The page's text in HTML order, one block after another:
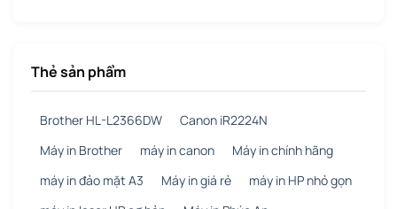
Thẻ sản phẩm
Brother HL-L2366DW
Canon iR2224N
Máy in Brother
máy in canon
Máy in chính hãng
máy in đảo mặt A3
Máy in giá rẻ
máy in HP nhỏ gọn